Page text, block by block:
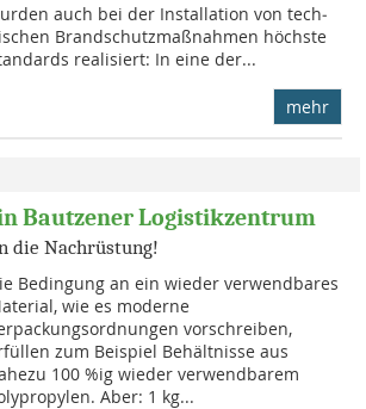
auch bei der Installation von tech­
Brandschutzmaß­nahmen höchste
realisiert: In eine der...
mehr
Bautzener Logistikzentrum
die Nachrüstung!
Bedingung an ein wieder verwendbares
wie es moderne
vorschreiben,
zum Beispiel Behältnisse aus
100 %ig wieder verwendbarem
Aber: 1 kg...